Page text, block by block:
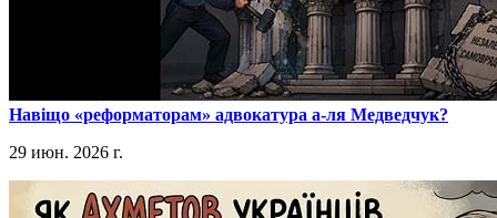
​Навіщо «реформаторам» адвокатура а-ля Медведчук?
29 июн. 2026 г.